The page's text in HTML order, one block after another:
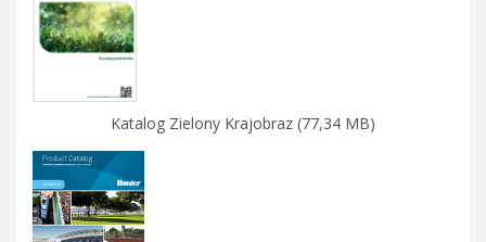
Katalog Zielony Krajobraz (77,34 MB)